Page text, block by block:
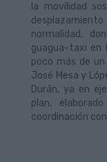
la movilidad
normalidad,
guagua-taxi en
poco más de
José Mesa y
Durán, ya en
plan,
coordinación